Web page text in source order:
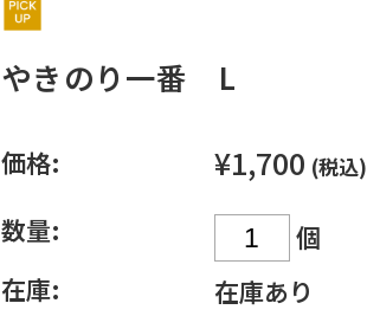
やきのり一番 L
価格: ¥1,700 (税込)
数量:
個
在庫:
在庫あり